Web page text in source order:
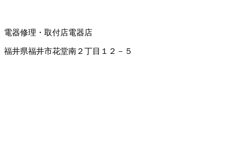
電器修理・取付店電器店
福井県福井市花堂南２丁目１２－５